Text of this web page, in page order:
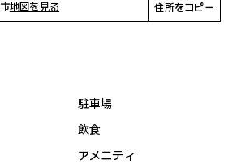
地図を見る 住所をコピー
駐車場
飲食
アメニティ